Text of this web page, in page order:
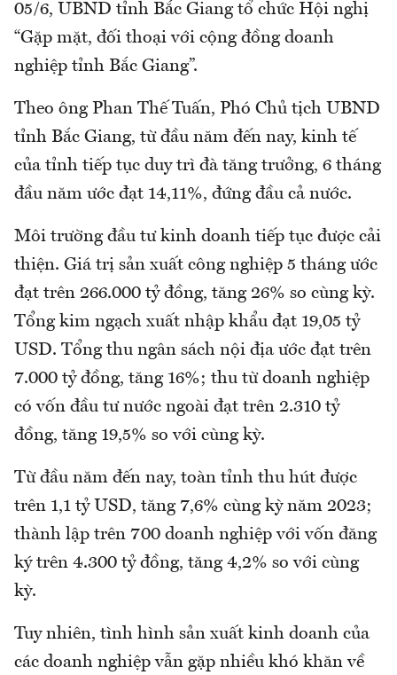
05/6, UBND tỉnh Bắc Giang tổ chức Hội nghị
“Gặp mặt, đối thoại với cộng đồng doanh
nghiệp tỉnh Bắc Giang”.
Theo ông Phan Thế Tuấn, Phó Chủ tịch UBND
tỉnh Bắc Giang, từ đầu năm đến nay, kinh tế
của tỉnh tiếp tục duy trì đà tăng trưởng, 6 tháng
đầu năm ước đạt 14,11%, đứng đầu cả nước.
Môi trường đầu tư kinh doanh tiếp tục được cải
thiện. Giá trị sản xuất công nghiệp 5 tháng ước
đạt trên 266.000 tỷ đồng, tăng 26% so cùng kỳ.
Tổng kim ngạch xuất nhập khẩu đạt 19,05 tỷ
USD. Tổng thu ngân sách nội địa ước đạt trên
7.000 tỷ đồng, tăng 16%; thu từ doanh nghiệp
có vốn đầu tư nước ngoài đạt trên 2.310 tỷ
đồng, tăng 19,5% so với cùng kỳ.
Từ đầu năm đến nay, toàn tỉnh thu hút được
trên 1,1 tỷ USD, tăng 7,6% cùng kỳ năm 2023;
thành lập trên 700 doanh nghiệp với vốn đăng
ký trên 4.300 tỷ đồng, tăng 4,2% so với cùng
kỳ.
Tuy nhiên, tình hình sản xuất kinh doanh của
các doanh nghiệp vẫn gặp nhiều khó khăn về